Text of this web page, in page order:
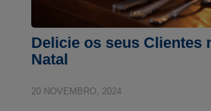
Delicie os seus Clientes
Natal
20 NOVEMBRO, 2024